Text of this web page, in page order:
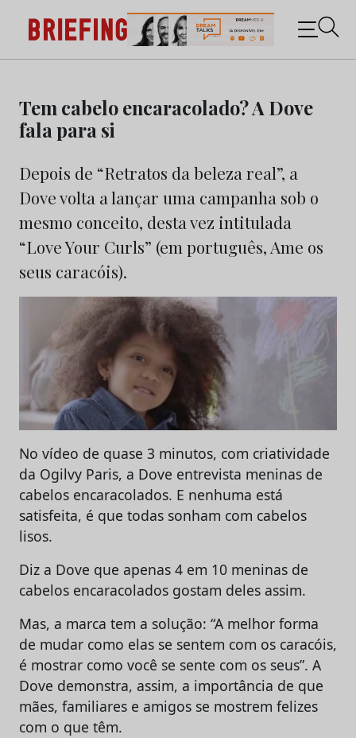
content
Briefing: Todas as notícias sobre os negócios do
Marketing e da Publicidade
Tem cabelo encaracolado? A Dove
fala para si
Depois de “Retratos da beleza real”, a
Dove volta a lançar uma campanha sob o
mesmo conceito, desta vez intitulada
“Love Your Curls” (em português, Ame os
seus caracóis).
No vídeo de quase 3 minutos, com criatividade
da Ogilvy Paris, a Dove entrevista meninas de
cabelos encaracolados. E nenhuma está
satisfeita, é que todas sonham com cabelos
lisos.
Diz a Dove que apenas 4 em 10 meninas de
cabelos encaracolados gostam deles assim.
Mas, a marca tem a solução: “A melhor forma
de mudar como elas se sentem com os caracóis,
é mostrar como você se sente com os seus”. A
Dove demonstra, assim, a importância de que
mães, familiares e amigos se mostrem felizes
com o que têm.